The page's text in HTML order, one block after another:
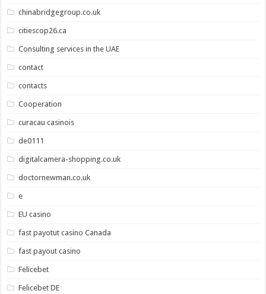
chinabridgegroup.co.uk
citiescop26.ca
Consulting services in the UAE
contact
contacts
Cooperation
curacau casinois
de0111
digitalcamera-shopping.co.uk
doctornewman.co.uk
e
EU casino
fast payotut casino Canada
fast payout casino
Felicebet
Felicebet DE